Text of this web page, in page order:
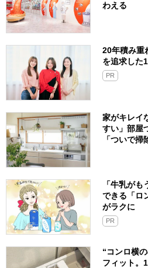
わえる
20年積み重
を追求した
PR
家がキレイ
すい」部屋
「ついで掃
「牛乳が
できる「ロ
がラクに
PR
“コンロ横
フィット。